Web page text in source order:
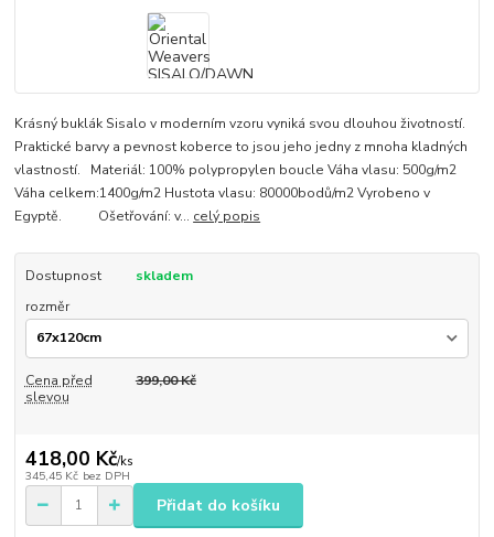
Krásný buklák Sisalo v moderním vzoru vyniká svou dlouhou životností.
Praktické barvy a pevnost koberce to jsou jeho jedny z mnoha kladných
vlastností. Materiál: 100% polypropylen boucle Váha vlasu: 500g/m2
Váha celkem:1400g/m2 Hustota vlasu: 80000bodů/m2 Vyrobeno v
Egyptě. Ošetřování: v... celý popis
Dostupnost
skladem
rozměr
Cena před
slevou
399,00 Kč
418,00 Kč/ks
345,45 Kč bez DPH
Přidat do košíku